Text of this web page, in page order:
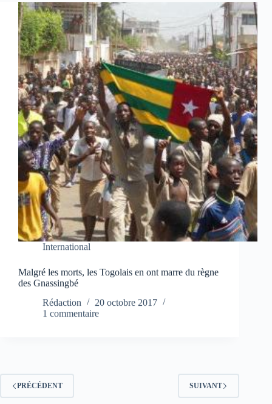
International
Malgré les morts, les Togolais en ont marre du règne
des Gnassingbé
Rédaction
20 octobre 2017
1 commentaire
PRÉCÉDENT SUIVANT